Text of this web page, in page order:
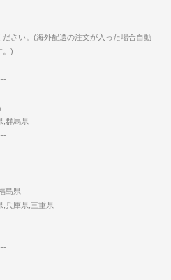
さい。(海外配送の注文が入った場合自動
。)
,群馬県
島県
,兵庫県,三重県